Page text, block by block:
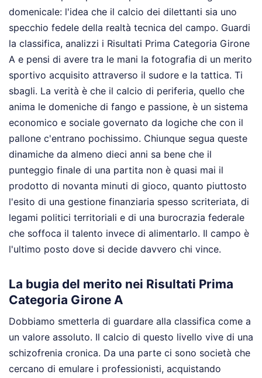
domenicale: l'idea che il calcio dei dilettanti sia uno
specchio fedele della realtà tecnica del campo. Guardi
la classifica, analizzi i Risultati Prima Categoria Girone
A e pensi di avere tra le mani la fotografia di un merito
sportivo acquisito attraverso il sudore e la tattica. Ti
sbagli. La verità è che il calcio di periferia, quello che
anima le domeniche di fango e passione, è un sistema
economico e sociale governato da logiche che con il
pallone c'entrano pochissimo. Chiunque segua queste
dinamiche da almeno dieci anni sa bene che il
punteggio finale di una partita non è quasi mai il
prodotto di novanta minuti di gioco, quanto piuttosto
l'esito di una gestione finanziaria spesso scriteriata, di
legami politici territoriali e di una burocrazia federale
che soffoca il talento invece di alimentarlo. Il campo è
l'ultimo posto dove si decide davvero chi vince.
La bugia del merito nei Risultati Prima
Categoria Girone A
Dobbiamo smetterla di guardare alla classifica come a
un valore assoluto. Il calcio di questo livello vive di una
schizofrenia cronica. Da una parte ci sono società che
cercano di emulare i professionisti, acquistando